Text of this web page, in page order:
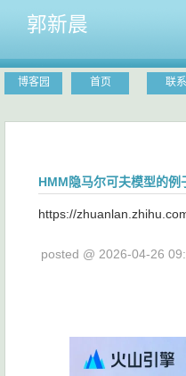
郭新晨
博客园 首页 联系
HMM隐马尔可夫模型的例
https://
posted @ 2026-04-26